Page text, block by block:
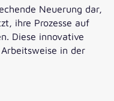
Neuerung dar,
ihre Prozesse auf
Diese innovative
in der